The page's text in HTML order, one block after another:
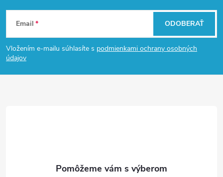
Z
á
p
Email
Vložením e-mailu súhlasíte s podmienkami ochrany osobných
údajov
ODOBERAŤ